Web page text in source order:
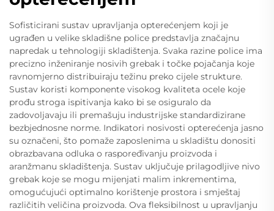
Sofisticirani sustav upravljanja opterećenjem koji je
ugrađen u velike skladišne police predstavlja značajnu
napredak u tehnologiji skladištenja. Svaka razine police ima
precizno inženiranje nosivih grebak i točke pojačanja koje
ravnomjerno distribuiraju težinu preko cijele strukture.
Sustav koristi komponente visokog kvaliteta ocele koje
prođu stroga ispitivanja kako bi se osiguralo da
zadovoljavaju ili premašuju industrijske standardizirane
bezbjednosne norme. Indikatori nosivosti opterećenja jasno
su označeni, što pomaže zaposlenima u skladištu donositi
obrazbavana odluka o raspoređivanju proizvoda i
aranžmanu skladištenja. Sustav uključuje prilagodljive nivo
grebak koje se mogu mijenjati malim inkrementima,
omogućujući optimalno korištenje prostora i smještaj
različitih veličina proizvoda. Ova fleksibilnost u upravljanju